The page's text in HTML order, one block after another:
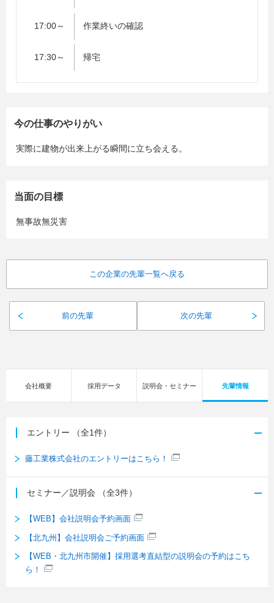
17:00～ 作業終いの確認
17:30～ 帰宅
今の仕事のやりがい
実際に建物が出来上がる瞬間に立ち会える。
当面の目標
無事故無災害
前の先輩
この企業の先輩一覧へ戻る
次の先輩
会社概要 採用データ 説明会・セミナー 先輩情報
エントリー （全1件）
藤工業株式会社のエントリーはこちら！
セミナー／説明会 （全3件）
【WEB】会社説明会予約画面
【北九州】会社説明会ご予約画面
【WEB・北九州市開催】採用選考直結型の説明会の予約はこち
ら！